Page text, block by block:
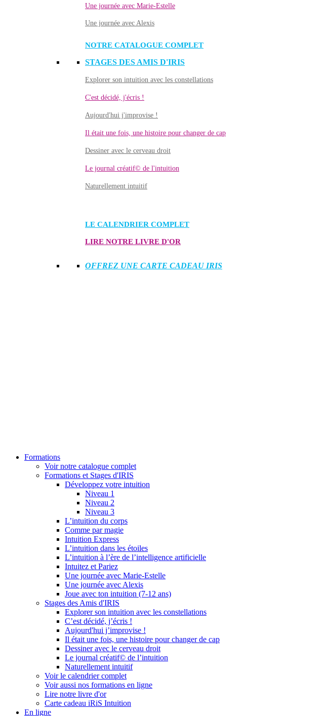
Une journée avec Marie-Estelle
Une journée avec Alexis
NOTRE CATALOGUE COMPLET
STAGES DES AMIS D'IRIS
Explorer son intuition avec les constellations
C'est décidé, j'écris !
Aujourd'hui j'improvise !
Il était une fois, une histoire pour changer de cap
Dessiner avec le cerveau droit
Le journal créatif© de l'intuition
Naturellement intuitif
LE CALENDRIER COMPLET
LIRE NOTRE LIVRE D'OR
OFFREZ UNE CARTE CADEAU IRIS
Formations
Voir notre catalogue complet
Formations et Stages d'IRIS
Développez votre intuition
Niveau 1
Niveau 2
Niveau 3
L’intuition du corps
Comme par magie
Intuition Express
L’intuition dans les étoiles
L’intuition à l’ère de l’intelligence artificielle
Intuitez et Pariez
Une journée avec Marie-Estelle
Une journée avec Alexis
Joue avec ton intuition (7-12 ans)
Stages des Amis d'IRIS
Explorer son intuition avec les constellations
C’est décidé, j’écris !
Aujourd'hui j’improvise !
Il était une fois, une histoire pour changer de cap
Dessiner avec le cerveau droit
Le journal créatif© de l’intuition
Naturellement intuitif
Voir le calendrier complet
Voir aussi nos formations en ligne
Lire notre livre d'or
Carte cadeau iRiS Intuition
En ligne